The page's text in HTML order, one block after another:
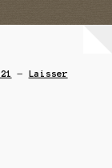
— Laisser